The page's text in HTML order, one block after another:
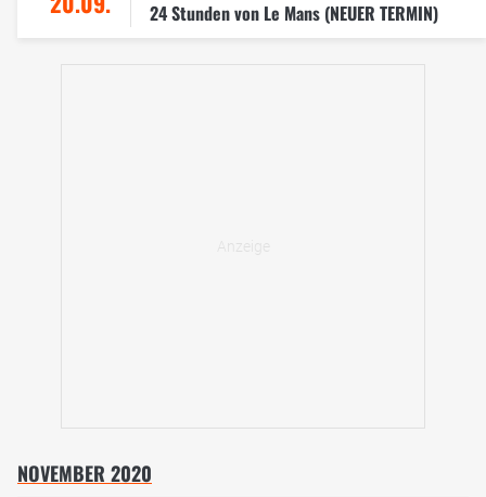
24 Stunden von Le Mans (NEUER TERMIN)
NOVEMBER 2020